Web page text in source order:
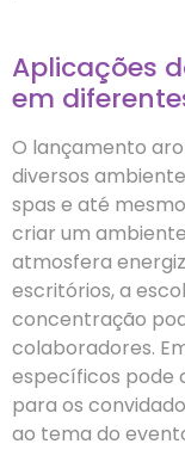
Aplicações
em
O lançamento
diversos
spas e até
criar um
atmosfera
escritórios, a
concentração
colaboradores.
específicos pode
para os
ao tema do